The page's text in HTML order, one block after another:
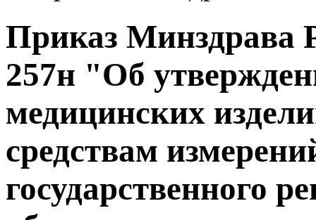
Приказ Минздрава
257н "Об
медицинских
средствам
государственного